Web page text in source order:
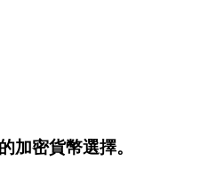
的服務
加密貨幣選擇。